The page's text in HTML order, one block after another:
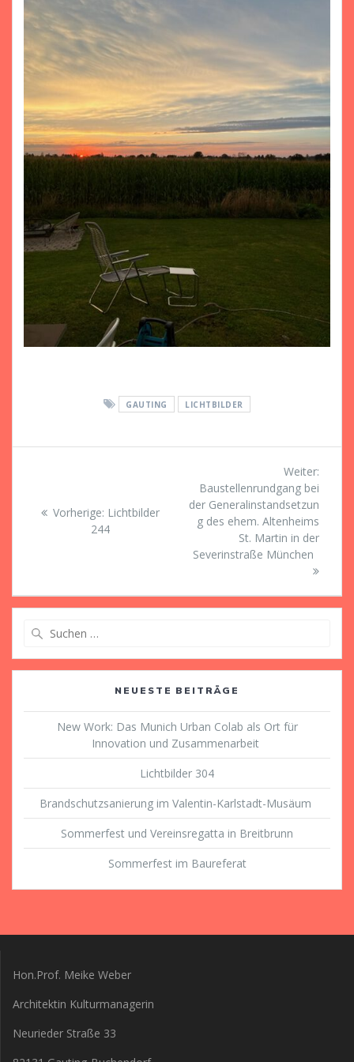
GAUTING LICHTBILDER
Vorherige: Vorheriger
Beitrag:
Lichtbilder
244
Weiter:
Baustellenrundgang bei
der Generalinstandsetzun
g des ehem. Altenheims
St. Martin in der
Severinstraße München
NEUESTE BEITRÄGE
New Work: Das Munich Urban Colab als Ort für
Innovation und Zusammenarbeit
Lichtbilder 304
Brandschutzsanierung im Valentin-Karlstadt-Musäum
Sommerfest und Vereinsregatta in Breitbrunn
Sommerfest im Baureferat
Hon.Prof. Meike Weber
Architektin Kulturmanagerin
Neurieder Straße 33